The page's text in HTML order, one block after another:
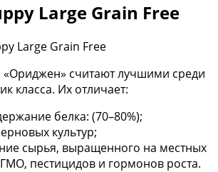
Large Grain Free
«Ориджен» считают лучшими среди
класса. Их отличает:
белка: (70–80%);
культур;
сырья, выращенного на местных
пестицидов и гормонов роста.